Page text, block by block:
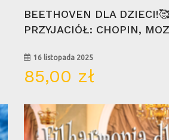
Wybierz
BEETHOVEN DLA
PRZYJACIÓŁ: CHOPIN,
16 listopada 2025
85,00 zł
13